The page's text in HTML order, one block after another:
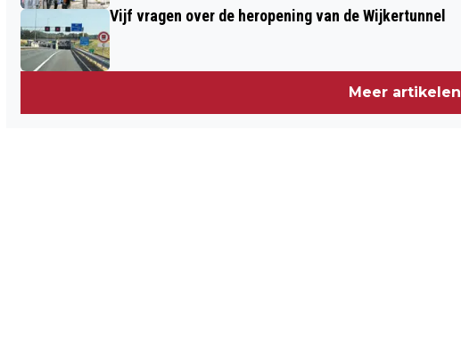
Vijf vragen over de heropening van de Wijkertunnel
Meer artikelen